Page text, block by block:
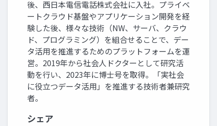
後、西日本電信電話株式会社に入社。プライベ
ートクラウド基盤やアプリケーション開発を経
験した後、様々な技術（NW、サーバ、クラウ
ド、プログラミング）を組合せることで、デー
タ活用を推進するためのプラットフォームを運
営。2019年から社会人ドクターとして研究活
動を行い、2023年に博士号を取得。「実社会
に役立つデータ活用」を推進する技術者兼研究
者。
シェア